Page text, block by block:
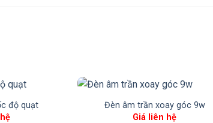
độ quạt
Đèn âm trần xoay góc 9w
Giá liên hệ